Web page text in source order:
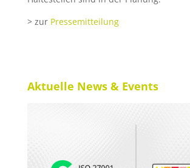
> zur Pressemitteilung
Aktuelle News & Events